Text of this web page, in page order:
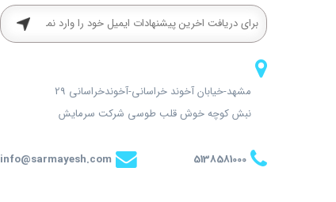
مشهد-خیابان آخوند خراسانی-آخوندخراسانی 29
نبش کوچه خوش قلب طوسی شرکت سرمایش
5138581000
info@sarmayesh.com